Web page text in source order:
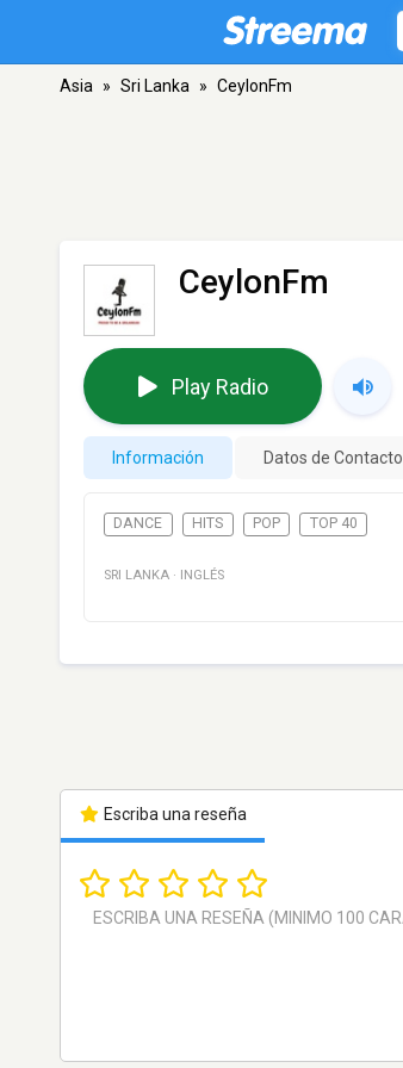
Asia » Sri Lanka » CeylonFm
CeylonFm
Play Radio
Información Datos de Contacto
DANCE HITS POP TOP 40
SRI LANKA · INGLÉS
Escriba una reseña